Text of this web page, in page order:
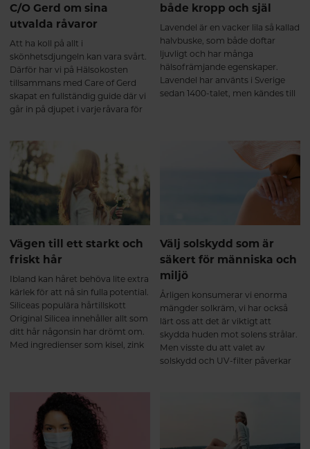
C/O Gerd om sina
utvalda råvaror
Att ha koll på allt i
skönhetsdjungeln kan vara svårt.
Därför har vi på Hälsokosten
tillsammans med Care of Gerd
skapat en fullständig guide där vi
går in på djupet i varje råvara för
valt att använda just dem i sina
produkter.
både kropp och själ
Lavendel är en vacker lila så kallad
halvbuske, som både doftar
ljuvligt och har många
hälsofrämjande egenskaper.
Lavendel har använts i Sverige
sedan 1400-talet, men kändes till
Vägen till ett starkt och
friskt hår
Ibland kan håret behöva lite extra
kärlek för att nå sin fulla potential.
Siliceas populära hårtillskott
Original Silicea innehåller allt som
ditt hår någonsin har drömt om.
Med ingredienser som kisel, zink
Välj solskydd som är
säkert för människa och
miljö
Årligen konsumerar vi enorma
mängder solkräm, vi har också
lärt oss att det är viktigt att
skydda huden mot solens strålar.
Men visste du att valet av
solskydd och UV-filter påverkar